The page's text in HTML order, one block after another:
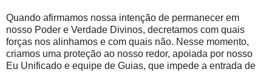
Quando afirmamos nossa intenção de permanecer em
nosso Poder e Verdade Divinos, decretamos com quais
forças nos alinhamos e com quais não. Nesse momento,
criamos uma proteção ao nosso redor, apoiada por nosso
Eu Unificado e equipe de Guias, que impede a entrada de